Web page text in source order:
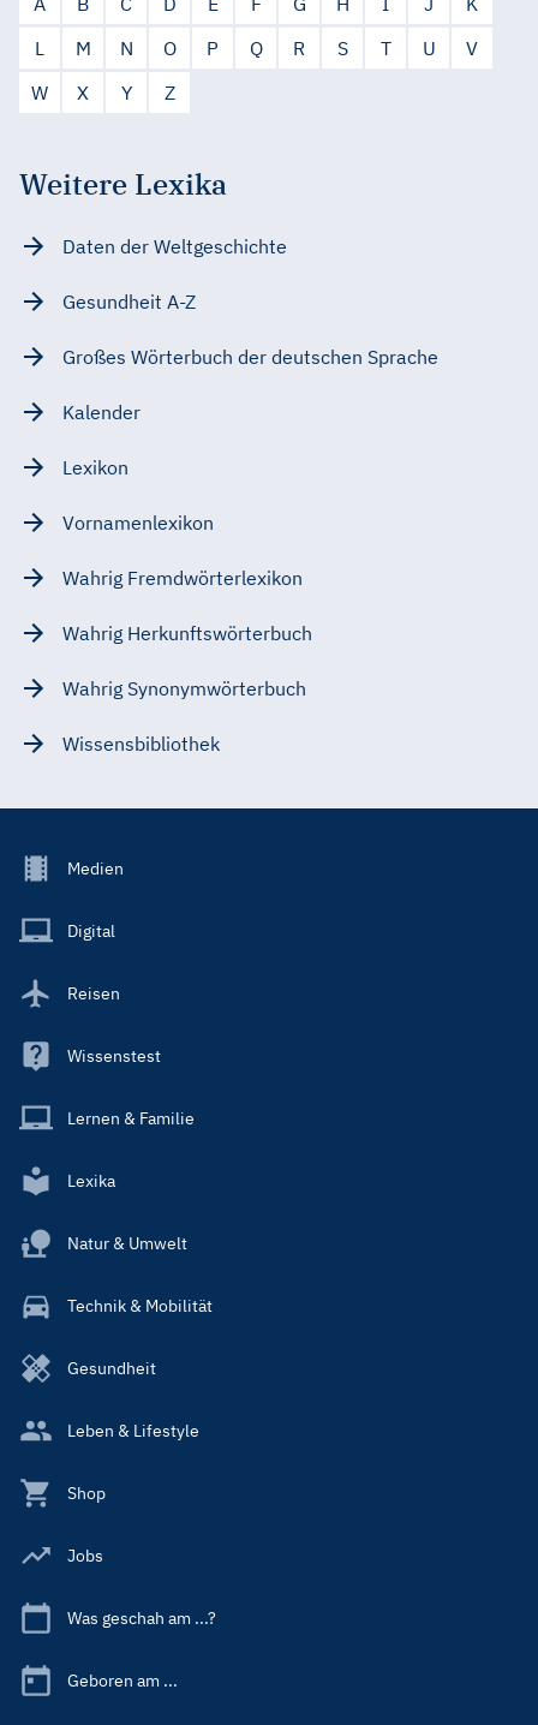
L
M N O P Q R S T U
V
W
X Y Z
Weitere Lexika
Daten der Weltgeschichte
Gesundheit A-Z
Großes Wörterbuch der deutschen Sprache
Kalender
Lexikon
Vornamenlexikon
Wahrig Fremdwörterlexikon
Wahrig Herkunftswörterbuch
Wahrig Synonymwörterbuch
Wissensbibliothek
Footer
Main
Medien
Digital
Reisen
Wissenstest
Lernen & Familie
Lexika
Natur & Umwelt
Technik & Mobilität
Gesundheit
Leben & Lifestyle
Shop
Jobs
Was geschah am ...?
Geboren am ...